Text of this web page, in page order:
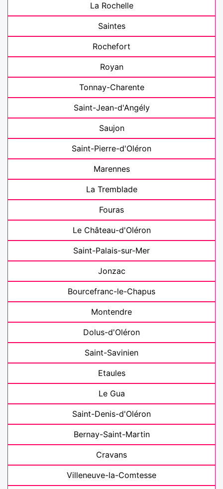
La Rochelle
Saintes
Rochefort
Royan
Tonnay-Charente
Saint-Jean-d'Angély
Saujon
Saint-Pierre-d'Oléron
Marennes
La Tremblade
Fouras
Le Château-d'Oléron
Saint-Palais-sur-Mer
Jonzac
Bourcefranc-le-Chapus
Montendre
Dolus-d'Oléron
Saint-Savinien
Etaules
Le Gua
Saint-Denis-d'Oléron
Bernay-Saint-Martin
Cravans
Villeneuve-la-Comtesse